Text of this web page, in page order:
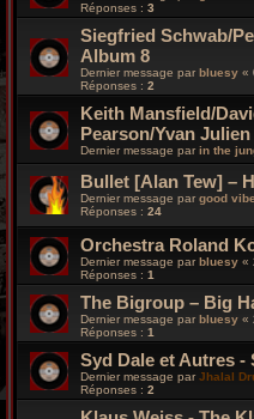
Réponses : 3
Siegfried Schwab/
Album 8
Dernier message par bluesy «
Réponses : 2
Keith Mansfield/
Pearson/Yvan
Dernier message par in the
Bullet [Alan Tew] –
Dernier message par good
Réponses : 24
Orchestra Roland
Dernier message parbluesy «
Réponses : 1
The Bigroup – Big
Dernier message par bluesy «
Réponses : 1
Syd Dale et Autres
Dernier message parJhalal
Réponses : 2